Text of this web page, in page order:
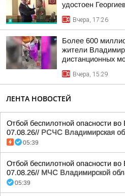
удостоен
Вчера, 17:26
Более 600
жители
дистанционных
Вчера, 15:29
ЛЕНТА НОВОСТЕЙ
Отбой беспилотной опасности
07.08.26// РСЧС Владимирская
05:39
Отбой беспилотной опасности
07.08.26// МЧС Владимирской
05:39